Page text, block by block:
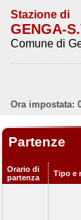
Stazione di
GENGA-
Comune di
Ora impostata:
Partenze
Orario di
partenza
Tipo e